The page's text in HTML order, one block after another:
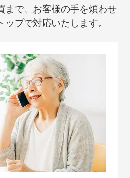
まで、お客様の手を煩わせ
プで対応いたします。